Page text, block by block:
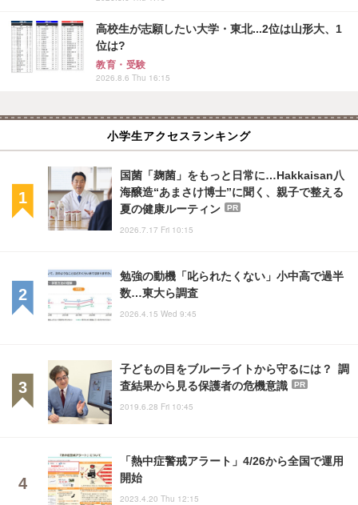
高校生が志願したい大学・東北...2位は山形大、1
位は?
教育・受験
2026.8.6 Thu 16:15
小学生アクセスランキング
国菌「麹菌」をもっと日常に…Hakkaisan八
海醸造“あまさけ博士”に聞く、親子で整える
夏の健康ルーティン
PR
2026.7.17 Fri 10:15
勉強の動機「叱られたくない」小中高で過半
数…東大ら調査
2026.4.15 Wed 9:45
子どもの目をブルーライトから守るには？ 調
査結果から見る保護者の危機意識
PR
2019.6.28 Fri 10:45
「熱中症警戒アラート」4/26から全国で運用
開始
2023.4.20 Thu 12:15